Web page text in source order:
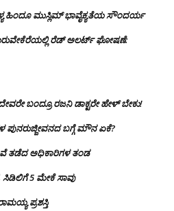
ಹಿಂದೂ ಮುಸ್ಲಿಮ್ ಭಾವೈಕ್ಯತೆಯ ಸೌಂದರ್ಯ
ರೆಡ್ ಅಲರ್ಟ್ ಘೋಷಣೆ:
ಬಂದ್ರೂ ರಜನಿ ಡಾಕ್ಟರೇ ಹೇಳ್ ಬೇಕು!
ಪುನರುಜ್ಜೀವನದ ಬಗ್ಗೆ ಮೌನ ಏಕೆ?
ತಡೆದ ಅಧಿಕಾರಿಗಳ ತಂಡ
5 ಮೇಕೆ ಸಾವು
ಪ್ರಶಸ್ತಿ